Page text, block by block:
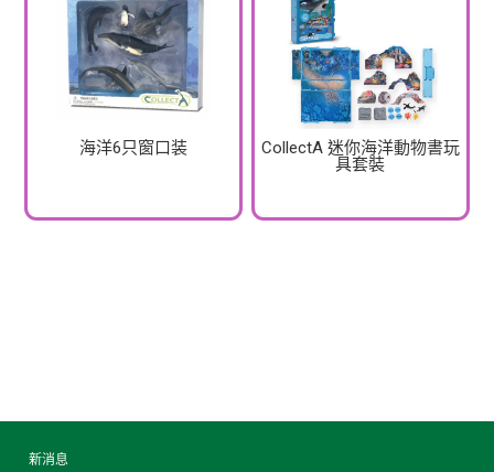
海洋6只窗口装
CollectA 迷你海洋動物書玩
具套裝
新消息